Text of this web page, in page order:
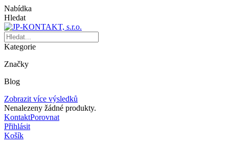
Nabídka
Hledat
Kategorie
Značky
Blog
Zobrazit více výsledků
Nenalezeny žádné produkty.
KontaktPorovnat
Přihlásit
Košík